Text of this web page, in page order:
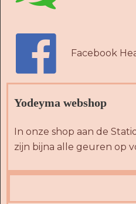
 Facebook
Yodeyma webshop
In onze shop aan de
zijn bijna alle geuren op